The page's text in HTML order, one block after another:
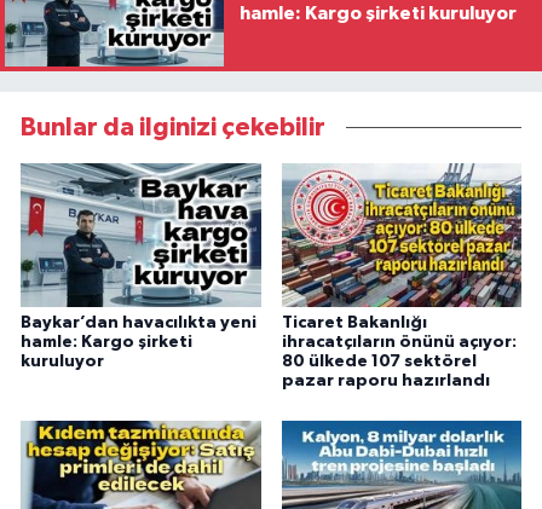
hamle: Kargo şirketi kuruluyor
Bunlar da ilginizi çekebilir
Baykar’dan havacılıkta yeni
hamle: Kargo şirketi
kuruluyor
Ticaret Bakanlığı
ihracatçıların önünü açıyor:
80 ülkede 107 sektörel
pazar raporu hazırlandı